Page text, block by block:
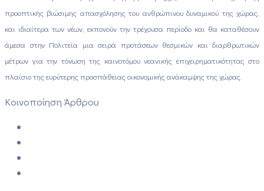
προοπτικής βιώσιμης απασχόλησης του ανθρώπινου δυναμικού της χώρας,
και ιδιαίτερα των νέων, εκπονούν την τρέχουσα περίοδο και θα καταθέσουν
άμεσα στην Πολιτεία μια σειρά προτάσεων θεσμικών και διαρθρωτικών
μέτρων για την τόνωση της καινοτόμου νεανικής επιχειρηματικότητας στο
πλαίσιο της ευρύτερης προσπάθειας οικονομικής ανάκαμψης της χώρας.
Κοινοποίηση Άρθρου